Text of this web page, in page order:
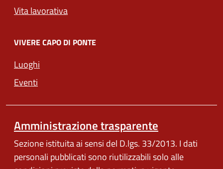
Vita lavorativa
VIVERE CAPO DI PONTE
Luoghi
Eventi
Amministrazione trasparente
Sezione istituita ai sensi del D.lgs. 33/2013. I dati
personali pubblicati sono riutilizzabili solo alle